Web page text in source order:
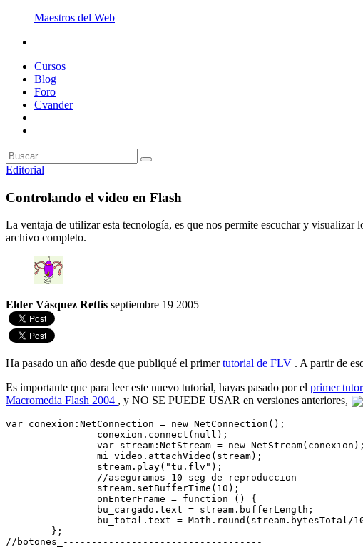
Maestros del Web
Cursos
Blog
Foro
Cvander
Editorial
Controlando el video en Flash
La ventaja de utilizar esta tecnología, es que nos permite escuchar y visualizar
archivo completo.
Elder Vásquez Rettis septiembre 19 2005
Ha pasado un año desde que publiqué el primertutorial de FLV . A partir de
Es importante que para leer este nuevo tutorial, hayas pasado por el primer
Macromedia Flash 2004 , y NO SE PUEDE USAR en versiones anteriores,
var conexion:NetConnection = new NetConnection();
		mi_video.attachVideo(stream);
		stream.play("tu.flv");
		//aseguramos 10 seg de reproduccion
		stream.setBufferTime(10);
		onEnterFrame = function () {
		bu_cargado.text = stream.bufferLength;
//botones_-----------------------------------